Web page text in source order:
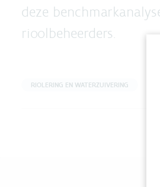
deze
rioolbeheerders.
RIOLERING EN WATERZUIVERING